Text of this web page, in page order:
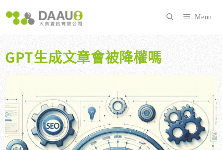
至
內
容
Menu
GPT生成文章會被降權嗎